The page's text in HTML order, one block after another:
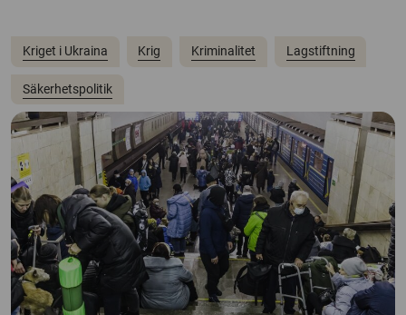
Kriget i Ukraina Krig Kriminalitet Lagstiftning
Säkerhetspolitik